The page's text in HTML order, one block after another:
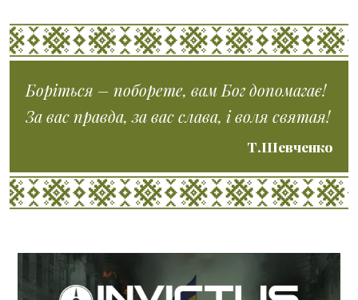
Боріться – поборете, вам Бог допомагає!
За вас правда, за вас слава, і воля святая!
Т.Шевченко